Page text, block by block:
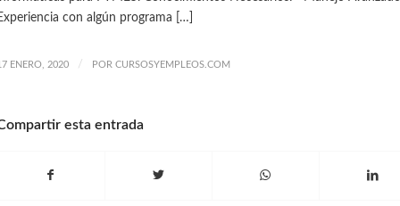
con algún programa […]
ENERO, 2020 / POR CURSOSYEMPLEOS.COM
esta entrada